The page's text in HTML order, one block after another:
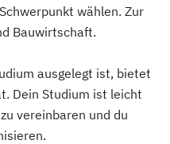
wählen. Zur
Bauwirtschaft.
ausgelegt ist, bietet
Dein Studium ist leicht
vereinbaren und du